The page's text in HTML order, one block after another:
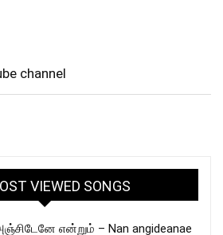
channel
VIEWED SONGS
என்றும் – Nan angideanae